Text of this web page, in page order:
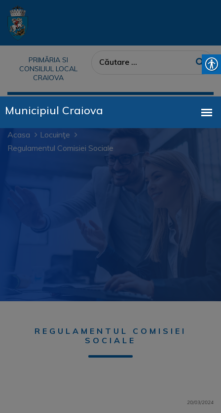
PRIMĂRIA SI
CONSILIUL LOCAL
CRAIOVA
Acasa
Locuinţe
Regulamentul Comisiei Sociale
REGULAMENTUL COMISIEI
SOCIALE
20/03/2024